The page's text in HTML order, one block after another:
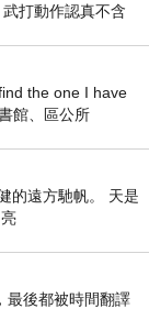
打動作認真不含
the one I have
館、區公所
的遠方馳帆。 天是
最後都被時間翻譯